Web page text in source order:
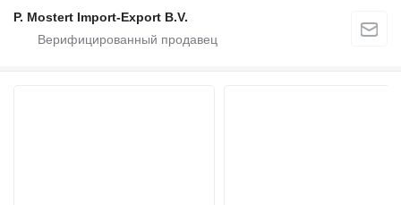
P. Mostert Import-Export B.V.